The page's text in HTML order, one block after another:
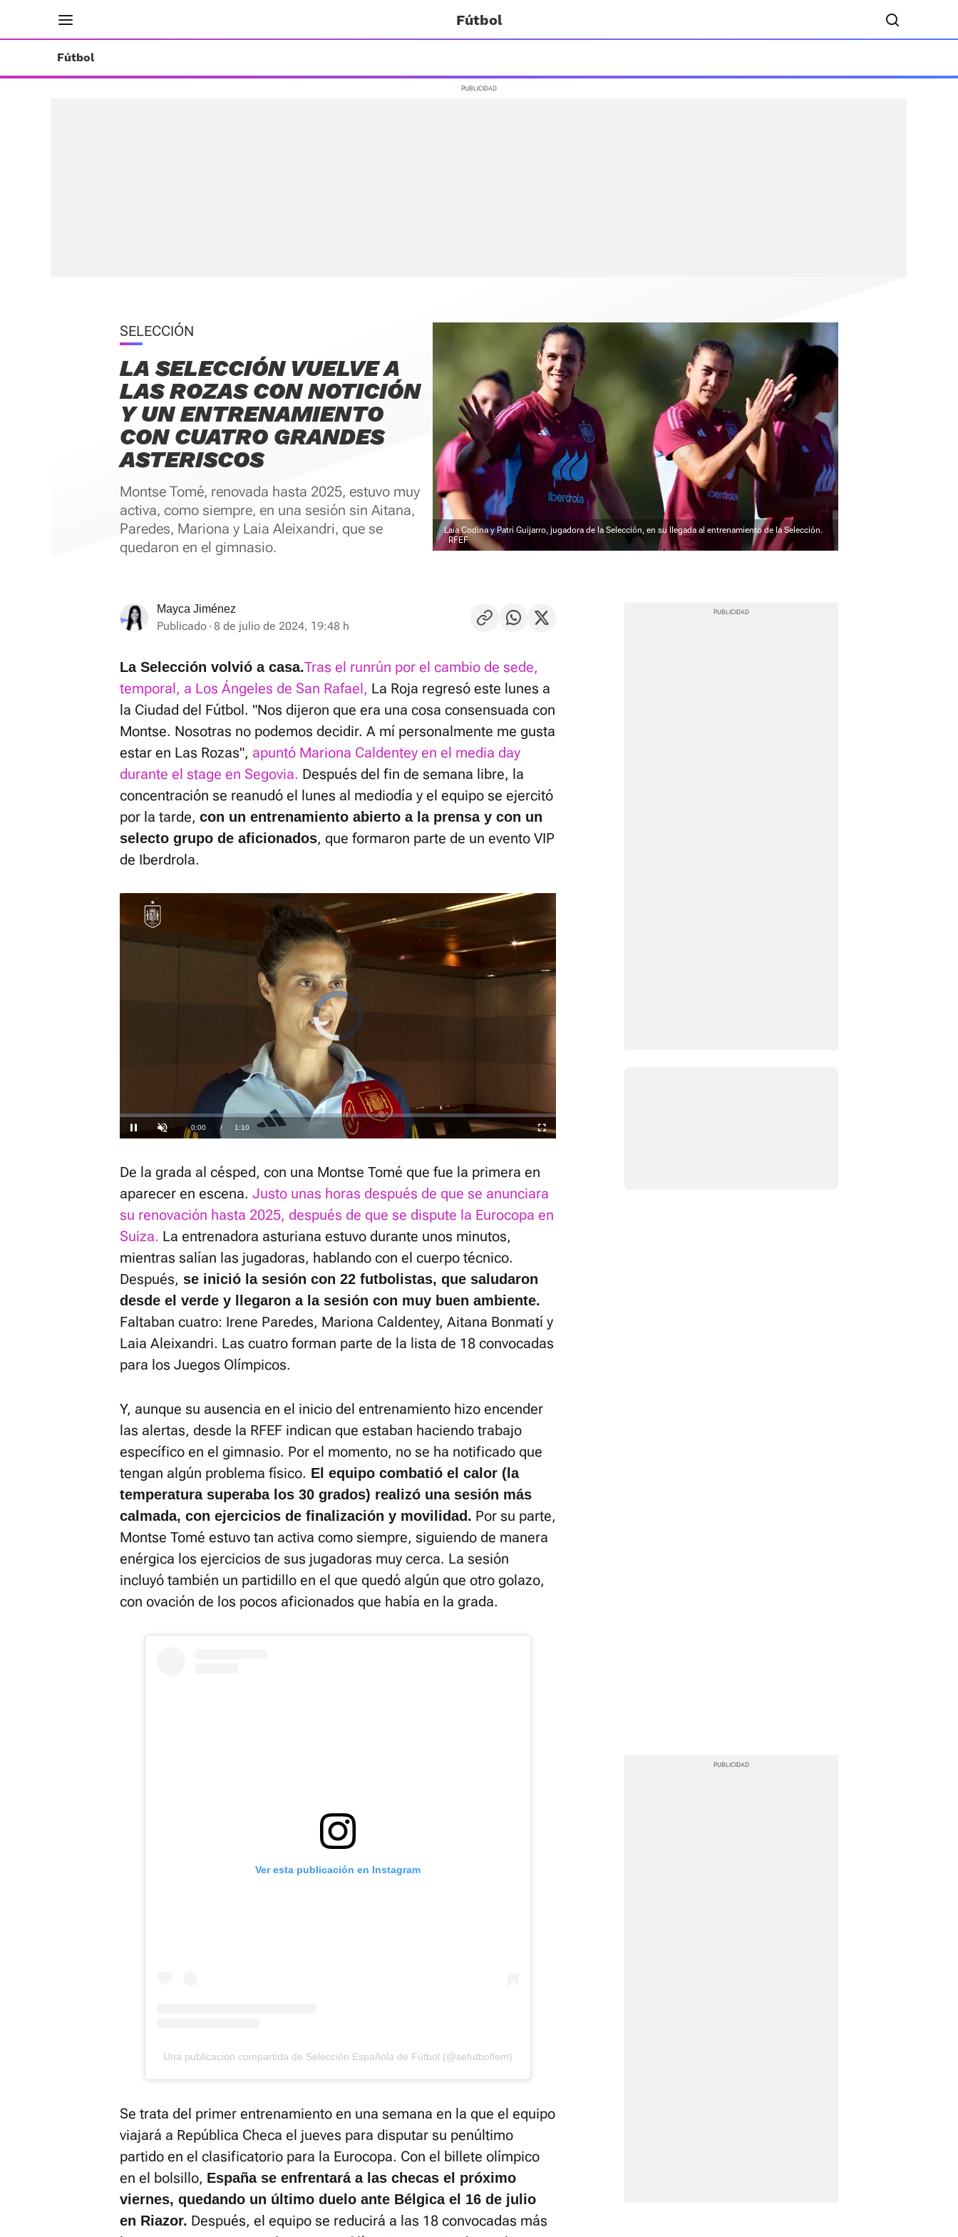
Fútbol
Fútbol
SELECCIÓN
LA SELECCIÓN VUELVE A
LAS ROZAS CON NOTICIÓN
Y UN ENTRENAMIENTO
CON CUATRO GRANDES
ASTERISCOS
Montse Tomé, renovada hasta 2025, estuvo muy
activa, como siempre, en una sesión sin Aitana,
Paredes, Mariona y Laia Aleixandri, que se
quedaron en el gimnasio.
Laia Codina y Patri Guijarro, jugadora de la Selección, en su llegada al entrenamiento de la Selección.
RFEF
Mayca Jiménez
Publicado 8 de julio de 2024, 19:48 h
La Selección volvió a casa.Tras el runrún por el cambio de sede,
temporal, a Los Ángeles de San Rafael, La Roja regresó este lunes a
la Ciudad del Fútbol. "Nos dijeron que era una cosa consensuada con
Montse. Nosotras no podemos decidir. A mí personalmente me gusta
estar en Las Rozas", apuntó Mariona Caldentey en el media day
durante el stage en Segovia. Después del fin de semana libre, la
concentración se reanudó el lunes al mediodía y el equipo se ejercitó
por la tarde, con un entrenamiento abierto a la prensa y con un
selecto grupo de aficionados, que formaron parte de un evento VIP
de Iberdrola.
Video
Player
is
loading.
Pausa Unmute Current
0:00 / Duration
1:10
Loaded:
Fullscreen
De la grada al césped, con una Montse Tomé que fue la primera en
aparecer en escena. Justo unas horas después de que se anunciara
su renovación hasta 2025, después de que se dispute la Eurocopa en
Suiza. La entrenadora asturiana estuvo durante unos minutos,
mientras salían las jugadoras, hablando con el cuerpo técnico.
Después, se inició la sesión con 22 futbolistas, que saludaron
desde el verde y llegaron a la sesión con muy buen ambiente.
Faltaban cuatro: Irene Paredes, Mariona Caldentey, Aitana Bonmatí y
Laia Aleixandri. Las cuatro forman parte de la lista de 18 convocadas
para los Juegos Olímpicos.
Y, aunque su ausencia en el inicio del entrenamiento hizo encender
las alertas, desde la RFEF indican que estaban haciendo trabajo
específico en el gimnasio. Por el momento, no se ha notificado que
tengan algún problema físico. El equipo combatió el calor (la
temperatura superaba los 30 grados) realizó una sesión más
calmada, con ejercicios de finalización y movilidad. Por su parte,
Montse Tomé estuvo tan activa como siempre, siguiendo de manera
enérgica los ejercicios de sus jugadoras muy cerca. La sesión
incluyó también un partidillo en el que quedó algún que otro golazo,
con ovación de los pocos aficionados que había en la grada.
Ver esta publicación en Instagram
Una publicación compartida de Selección Española de Fútbol (@sefutbolfem)
Se trata del primer entrenamiento en una semana en la que el equipo
viajará a República Checa el jueves para disputar su penúltimo
partido en el clasificatorio para la Eurocopa. Con el billete olímpico
en el bolsillo, España se enfrentará a las checas el próximo
viernes, quedando un último duelo ante Bélgica el 16 de julio
en Riazor. Después, el equipo se reducirá a las 18 convocadas más